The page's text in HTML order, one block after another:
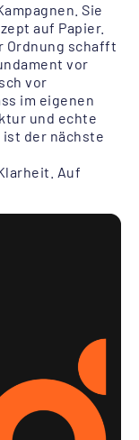
Sie
auf Papier.
Ordnung schafft
vor
vor
im eigenen
und echte
der nächste
Auf